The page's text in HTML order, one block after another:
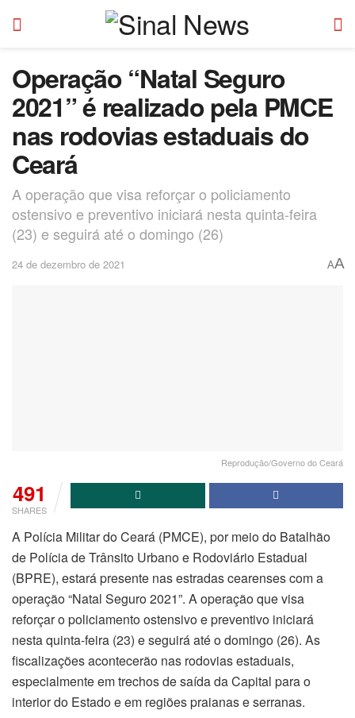
Operação “Natal Seguro
2021” é realizado pela PMCE
nas rodovias estaduais do
Ceará
A operação que visa reforçar o policiamento
ostensivo e preventivo iniciará nesta quinta-feira
(23) e seguirá até o domingo (26)
24 de dezembro de 2021 AA
Reprodução/Governo do Ceará
491
SHARES
A Polícia Militar do Ceará (PMCE), por meio do Batalhão
de Polícia de Trânsito Urbano e Rodoviário Estadual
(BPRE), estará presente nas estradas cearenses com a
operação “Natal Seguro 2021”. A operação que visa
reforçar o policiamento ostensivo e preventivo iniciará
nesta quinta-feira (23) e seguirá até o domingo (26). As
fiscalizações acontecerão nas rodovias estaduais,
especialmente em trechos de saída da Capital para o
interior do Estado e em regiões praianas e serranas.